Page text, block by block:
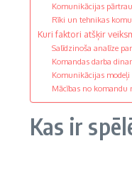
Komunikācijas
Rīki un tehnikas
Kuri faktori atšķir
Salīdzinoša analīze
Komandas darba
Komunikācijas
Mācības no komandu
Kas ir